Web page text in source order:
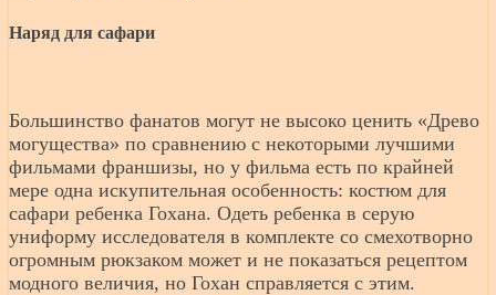
Наряд для сафари
Большинство фанатов могут не высоко ценить «Древо
могущества» по сравнению с некоторыми лучшими
фильмами франшизы, но у фильма есть по крайней
мере одна искупительная особенность: костюм для
сафари ребенка Гохана. Одеть ребенка в серую
униформу исследователя в комплекте со смехотворно
огромным рюкзаком может и не показаться рецептом
модного величия, но Гохан справляется с этим.